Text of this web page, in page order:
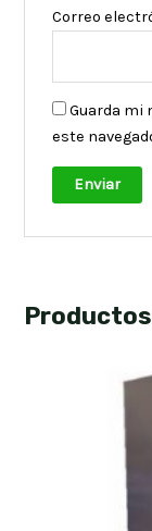
Correo
Guarda mi
este